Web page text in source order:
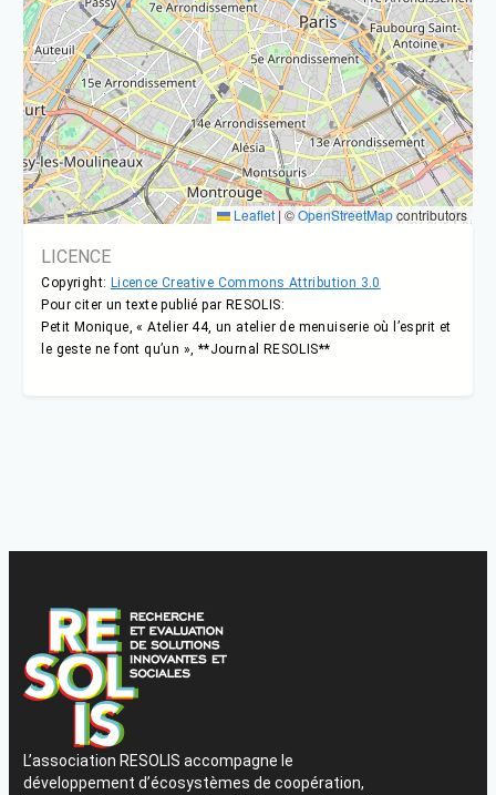
Leaflet | ©OpenStreetMapcontributors
LICENCE
Copyright: Licence Creative Commons Attribution 3.0
Pour citer un texte publié par RESOLIS:
Petit Monique, « Atelier 44, un atelier de menuiserie où l’esprit et
le geste ne font qu’un », **Journal RESOLIS**
L’association RESOLIS accompagne le
développement d’écosystèmes de coopération,